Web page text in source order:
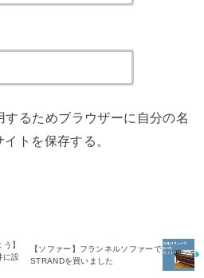
するためブラウザーに自分の名
トを保存する。
】
に設
【ソファー】フランネルソファーで
STRANDを買いました